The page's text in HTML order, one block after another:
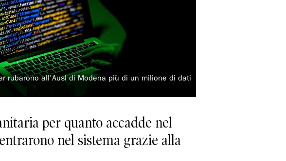
rubarono all'Ausl di Modena più di un milione di dati
per quanto accadde nel
nel sistema grazie alla